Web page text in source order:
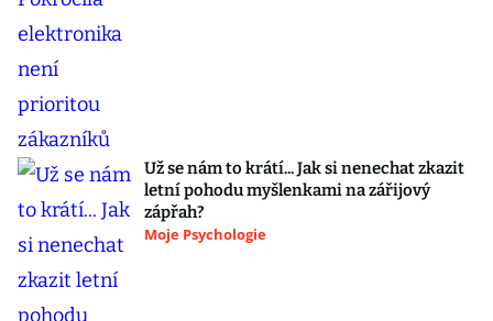
Už se nám to krátí... Jak si nenechat zkazit
letní pohodu myšlenkami na zářijový
zápřah?
Moje Psychologie